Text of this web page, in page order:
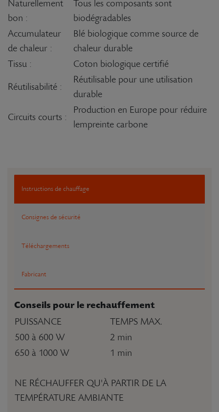
Naturellement
bon :
Tous les composants sont
biodégradables
Accumulateur
de chaleur :
Blé biologique comme source de
chaleur durable
Tissu :
Coton biologique certifié
Réutilisabilité :
Réutilisable pour une utilisation
durable
Circuits courts :
Production en Europe pour réduire
lempreinte carbone
Instructions de chauffage
Consignes de sécurité
Téléchargements
Fabricant
Conseils pour le rechauffement
PUISSANCE
TEMPS MAX.
500 à 600 W
2 min
650 à 1000 W
1 min
NE RÉCHAUFFER QU'À PARTIR DE LA
TEMPÉRATURE AMBIANTE